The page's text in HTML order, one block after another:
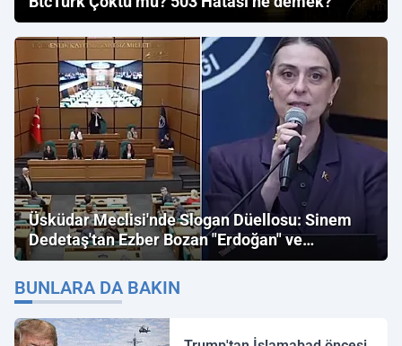
Üsküdar Meclisi'nde Slogan Düellosu: Sinem
Dedetaş'tan Ezber Bozan "Erdoğan" ve
"İmamoğlu" Çıkışı!
BUNLARA DA BAKIN